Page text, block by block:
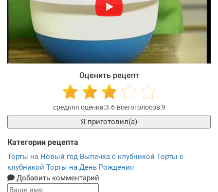
Оценить рецепт
3.6 9
Я приготовил(а)
Категории рецепта
Торты на Новый год Выпечка с клубникой Торты с
клубникой Торты на День Рождения
Добавить комментарий